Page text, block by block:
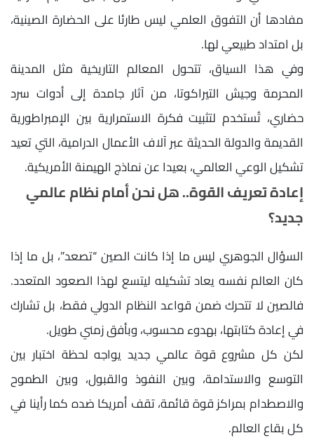
مفادها أن التفوق العلمي ليس طارئا على الحضارة الصينية،
بل امتداد طبيعي لها.
وفي هذا السياق، تتحول المعالم التاريخية مثل المدينة
المحرمة وجيش التيراكوتا، من آثار جامدة إلى أدوات سرد
حضاري، تُستخدم لتثبيت فكرة الاستمرارية بين الإمبراطورية
القديمة والدولة الحديثة عبر آلاف الأعمال الدرامية، التي تعيد
تشكيل الوعي العالمي، بعيدا عن نماذج الهيمنة الأمريكية.
إعادة تعريف القوة.. هل نحن أمام نظام عالمي
جديد؟
السؤال الجوهري ليس ما إذا كانت الصين “تصعد”، بل ما إذا
كان العالم نفسه يعاد تشكيله ليتسع لهذا الصعود المتعدد.
فالصين لا تتحرك ضمن قواعد النظام الدولي فقط، بل تشارك
في إعادة كتابتها، بهدوء محسوب، وبأفق زمني طويل.
لكن كل مشروع قوة عالمي جديد يواجه لحظة اختبار بين
التوسع والاستدامة، وبين النفوذ والقبول، وبين الطموح
والاصطدام بمراكز قوة قائمة، تقف أمريكا ضده كما رأينا في
كل بقاع العالم.